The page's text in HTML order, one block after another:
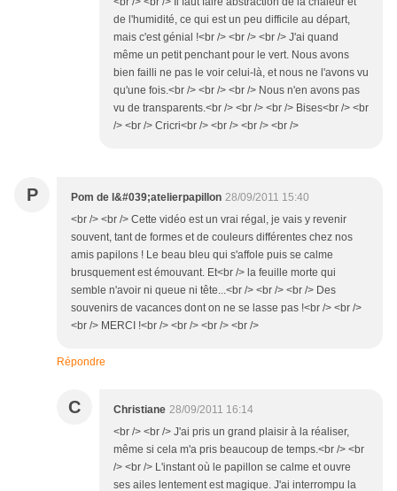
de l'humidité, ce qui est un peu difficile au départ,
mais c'est génial !<br /> <br /> <br /> J'ai quand
même un petit penchant pour le vert. Nous avons
bien failli ne pas le voir celui-là, et nous ne l'avons vu
qu'une fois.<br /> <br /> <br /> Nous n'en avons pas
vu de transparents.<br /> <br /> <br /> Bises<br /> <br
/> <br /> Cricri<br /> <br /> <br /> <br />
P Pom de l&#039;atelierpapillon 28/09/2011 15:40
<br /> <br /> Cette vidéo est un vrai régal, je vais y revenir
souvent, tant de formes et de couleurs différentes chez nos
amis papilons ! Le beau bleu qui s'affole puis se calme
brusquement est émouvant. Et<br /> la feuille morte qui
semble n'avoir ni queue ni tête...<br /> <br /> <br /> Des
souvenirs de vacances dont on ne se lasse pas !<br /> <br />
<br /> MERCI !<br /> <br /> <br /> <br />
Répondre
C Christiane 28/09/2011 16:14
<br /> <br /> J'ai pris un grand plaisir à la réaliser,
même si cela m'a pris beaucoup de temps.<br /> <br
/> <br /> L'instant où le papillon se calme et ouvre
ses ailes lentement est magique. J'ai interrompu la